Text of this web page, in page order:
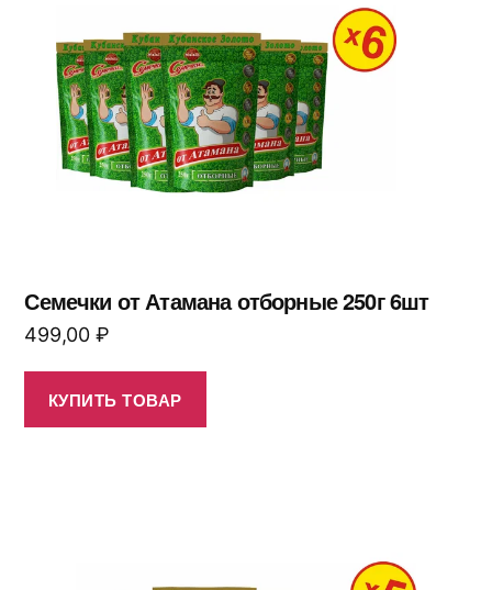
Семечки от Атамана отборные 250г 6шт
499,00 ₽
КУПИТЬ ТОВАР